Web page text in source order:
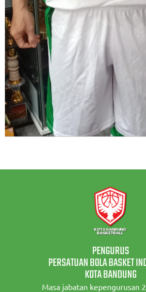
PENGURUS
PERSATUAN BOLA BASKET
KOTA BANDUNG
Masa jabatan kepengurusan